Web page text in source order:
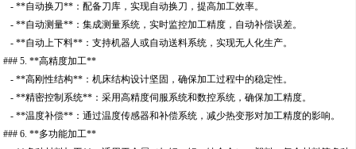
- **自动换刀**：配备刀库，实现自动换刀，提高加工效率。
- **自动测量**：集成测量系统，实时监控加工精度，自动补偿误差。
- **自动上下料**：支持机器人或自动送料系统，实现无人化生产。
### 5. **高精度加工**
- **高刚性结构**：机床结构设计坚固，确保加工过程中的稳定性。
- **精密控制系统**：采用高精度伺服系统和数控系统，确保加工精度。
- **温度补偿**：通过温度传感器和补偿系统，减少热变形对加工精度的影响。
### 6. **多功能加工**